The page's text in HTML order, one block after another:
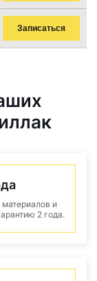
Записаться
и
2 года.